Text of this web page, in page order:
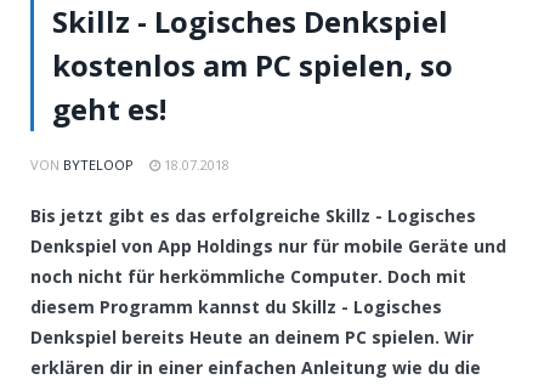
Skillz - Logisches Denkspiel
kostenlos am PC spielen, so
geht es!
VON BYTELOOP 18.07.2018
Bis jetzt gibt es das erfolgreiche Skillz - Logisches
Denkspiel von App Holdings nur für mobile Geräte und
noch nicht für herkömmliche Computer. Doch mit
diesem Programm kannst du Skillz - Logisches
Denkspiel bereits Heute an deinem PC spielen. Wir
erklären dir in einer einfachen Anleitung wie du die